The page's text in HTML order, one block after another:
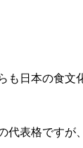
も日本の食文
代表格ですが